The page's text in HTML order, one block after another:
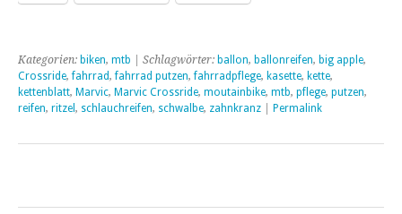
Kategorien: biken, mtb | Schlagwörter: ballon, ballonreifen, big apple,
Crossride,fahrrad,fahrrad putzen,fahrradpflege, kasette, kette,
kettenblatt, Marvic, Marvic Crossride, moutainbike, mtb, pflege, putzen,
reifen, ritzel , schlauchreifen, schwalbe, zahnkranz Permalink